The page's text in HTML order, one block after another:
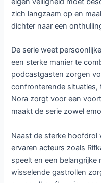
zich langzaam op en
dichter naar een
De serie weet
een sterke manier te
podcastgasten zorgen
confronterende situaties,
Nora zorgt voor een
maakt de serie zowel
Naast de sterke
ervaren acteurs zoals
speelt en een belangrijke
wisselende gastrollen